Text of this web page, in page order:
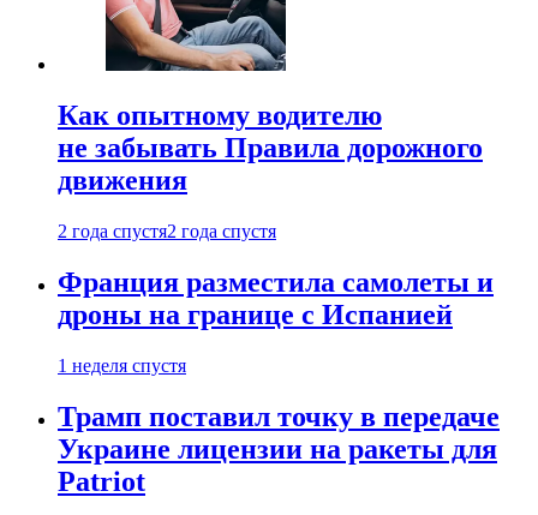
Как опытному водителю
не забывать Правила дорожного
движения
2 года спустя2 года спустя
Франция разместила самолеты и
дроны на границе с Испанией
1 неделя спустя
Трамп поставил точку в передаче
Украине лицензии на ракеты для
Patriot